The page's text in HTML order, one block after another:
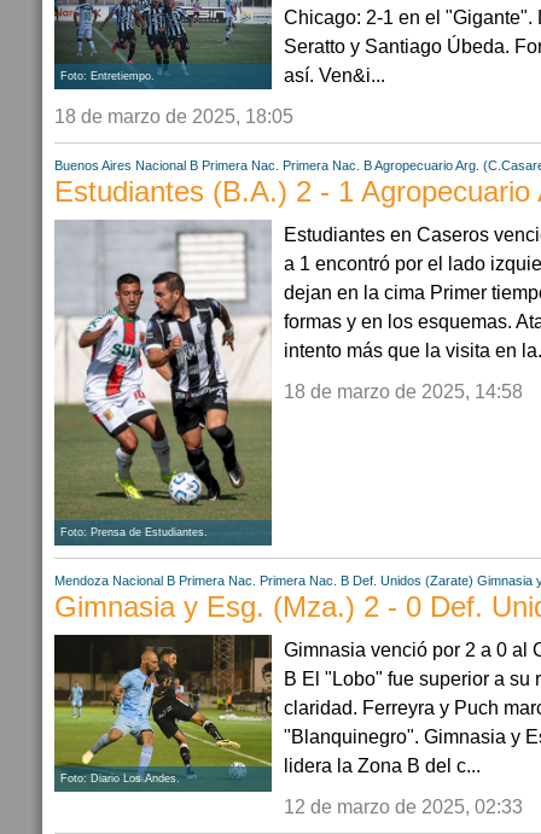
Foto: Entretiempo.
Chicago: 2-1 en el "Gigante".
Seratto y Santiago Úbeda.
así. Ven&i...
18 de marzo de 2025, 18:05
Buenos Aires Nacional B Primera Nac. Primera Nac. BAgropecuario Arg.
Estudiantes (B.A.) 2 - 1
Foto: Prensa de Estudiantes.
Estudiantes en Caseros
a 1 encontró por el lado
dejan en la cima Primer
formas y en los esquemas.
intento más que la visita en
18 de marzo de 2025, 14:58
Mendoza Nacional B Primera Nac. Primera Nac. B Def. Unidos (Zarate) Gimnasia
Gimnasia y Esg. (Mza.) 2 - 0 Def.
Foto: Diario Los Andes.
Gimnasia venció por 2 a 0 al
B El "Lobo" fue superior a su
claridad. Ferreyra y Puch
"Blanquinegro". Gimnasia y
lidera la Zona B del c...
12 de marzo de 2025, 02:33